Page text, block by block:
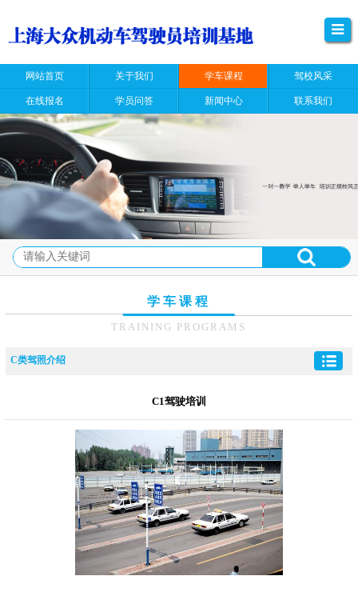
网站首页 关于我们 学车课程 驾校风采
在线报名 学员问答 新闻中心 联系我们
学车课程
TRAINING PROGRAMS
C类驾照介绍
C1驾驶培训